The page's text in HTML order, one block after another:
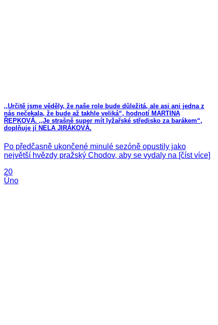
,,Určitě jsme věděly, že naše role bude důležitá, ale asi ani jedna z
nás nečekala, že bude až takhle veliká“, hodnotí MARTINA
ŘEPKOVÁ. ,,Je strašně super mít lyžařské středisko za barákem“,
doplňuje jí NELA JIRÁKOVÁ.
Po předčasně ukončené minulé sezóně opustily jako
největší hvězdy pražský Chodov, aby se vydaly na [číst více]
20
Úno